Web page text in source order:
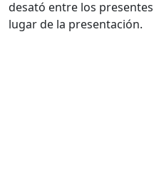
desató entre los
lugar de la presentación.